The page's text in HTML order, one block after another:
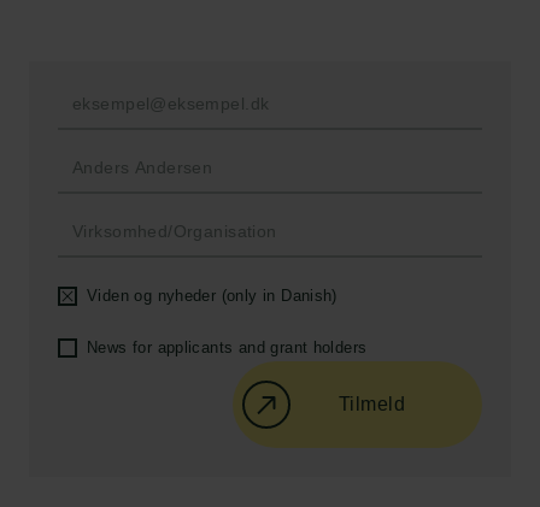
Viden og nyheder (only in Danish)
News for applicants and grant holders
Tilmeld
1553 København V
+45 33 43 53 63
Bevillingsadministrationen: